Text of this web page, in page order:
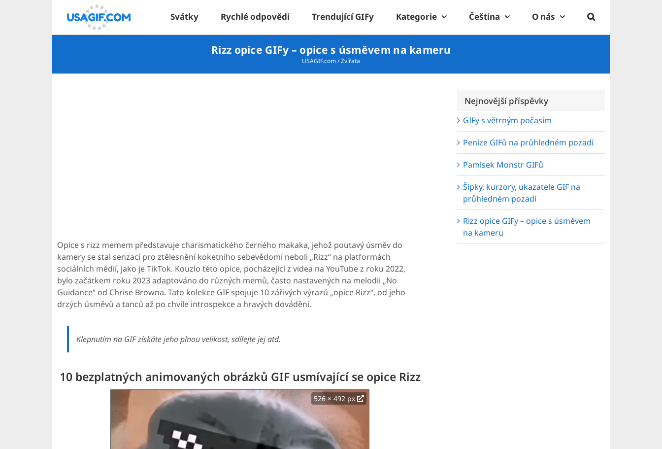
Svátky Rychlé odpovědi Trendující GIFy Kategorie Čeština O nás
Rizz opice GIFy – opice s úsměvem na kameru
USAGIF.com/Zvířata
Opice s rizz memem představuje charismatického černého makaka, jehož poutavý úsměv do
kamery se stal senzací pro ztělesnění koketního sebevědomí neboli „Rizz“ na platformách
sociálních médií, jako je TikTok. Kouzlo této opice, pocházející z videa na YouTube z roku 2022,
bylo začátkem roku 2023 adaptováno do různých memů, často nastavených na melodii „No
Guidance“ od Chrise Browna. Tato kolekce GIF spojuje 10 zářivých výrazů „opice Rizz“, od jeho
drzých úsměvů a tanců až po chvíle introspekce a hravých dovádění.
Klepnutím na GIF získáte jeho plnou velikost, sdílejte jej atd.
10 bezplatných animovaných obrázků GIF usmívající se opice Rizz
526 × 492 px
Nejnovější příspěvky
GIFy s větrným počasím
Peníze GIFů na průhledném pozadí
Pamlsek Monstr GIFů
Šipky, kurzory, ukazatele GIF na
průhledném pozadí
Rizz opice GIFy – opice s úsměvem
na kameru